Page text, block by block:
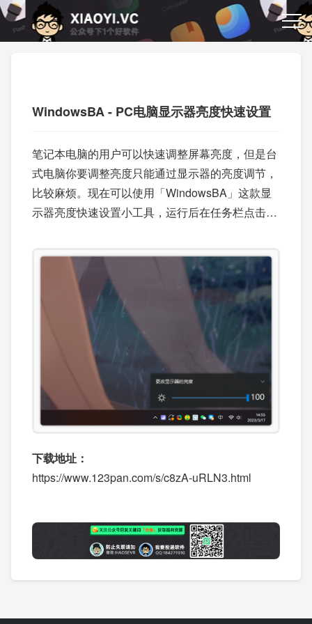
WindowsBA - PC电脑显示器亮度快速设置
笔记本电脑的用户可以快速调整屏幕亮度，但是台
式电脑你要调整亮度只能通过显示器的亮度调节，
比较麻烦。现在可以使用「WindowsBA」这款显
示器亮度快速设置小工具，运行后在任务栏点击就
下载地址：
https://www.123pan.com/s/c8zA-uRLN3.html